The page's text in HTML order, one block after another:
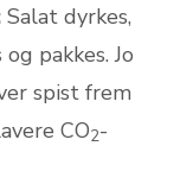
Salat dyrkes,
pakkes. Jo
spist frem
CO2-